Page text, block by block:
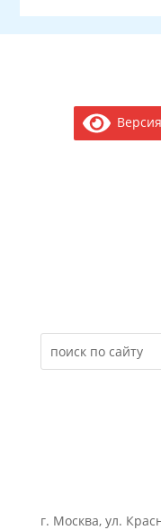
г. Москва, ул.